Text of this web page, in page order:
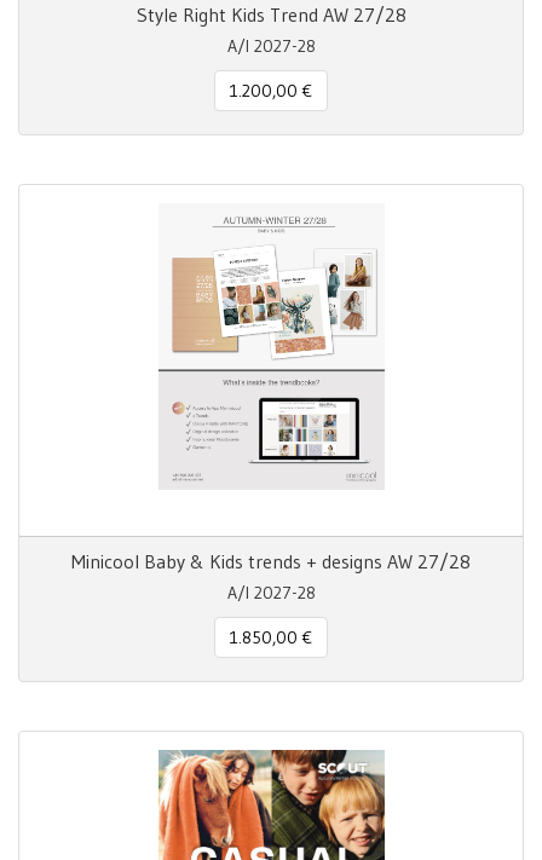
Style Right Kids Trend AW 27/28
A/I 2027-28
1.200,00 €
Minicool Baby & Kids trends + designs AW 27/28
A/I 2027-28
1.850,00 €